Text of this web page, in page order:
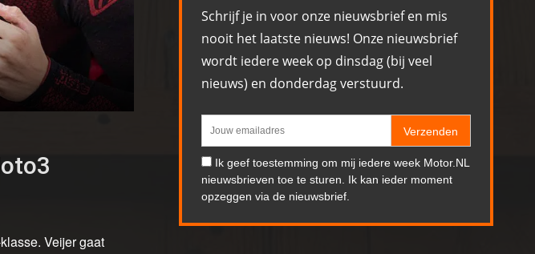
Veijer gaat
Schrijf je in voor onze nieuwsbrief en mis
nooit het laatste nieuws! Onze nieuwsbrief
wordt iedere week op dinsdag (bij veel
nieuws) en donderdag verstuurd.
Verzenden
Ik geef toestemming om mij iedere week Motor.NL
nieuwsbrieven toe te sturen. Ik kan ieder moment
opzeggen via de nieuwsbrief.